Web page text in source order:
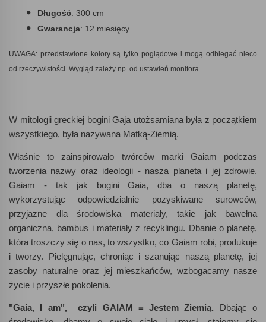
Długość: 300 cm
Gwarancja: 12 miesięcy
UWAGA: przedstawione kolory są tylko poglądowe i mogą odbiegać nieco
od rzeczywistości. Wygląd zależy np. od ustawień monitora.
W mitologii greckiej bogini Gaja utożsamiana była z początkiem
wszystkiego, była nazywana Matką-Ziemią.
Właśnie to zainspirowało twórców marki Gaiam podczas
tworzenia nazwy oraz ideologii - nasza planeta i jej zdrowie.
Gaiam - tak jak bogini Gaia, dba o naszą planetę,
wykorzystując odpowiedzialnie pozyskiwane surowców,
przyjazne dla środowiska materiały, takie jak bawełna
organiczna, bambus i materiały z recyklingu. Dbanie o planetę,
która troszczy się o nas, to wszystko, co Gaiam robi, produkuje
i tworzy. Pielęgnując, chroniąc i szanując naszą planetę, jej
zasoby naturalne oraz jej mieszkańców, wzbogacamy nasze
życie i przyszłe pokolenia.
"Gaia, I am", czyli GAIAM = Jestem Ziemią. Dbając o